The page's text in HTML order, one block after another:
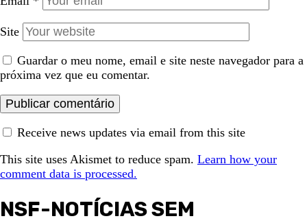
Site
Guardar o meu nome, email e site neste navegador para a
próxima vez que eu comentar.
Receive news updates via email from this site
This site uses Akismet to reduce spam. Learn how your
comment data is processed.
NSF-NOTÍCIAS SEM